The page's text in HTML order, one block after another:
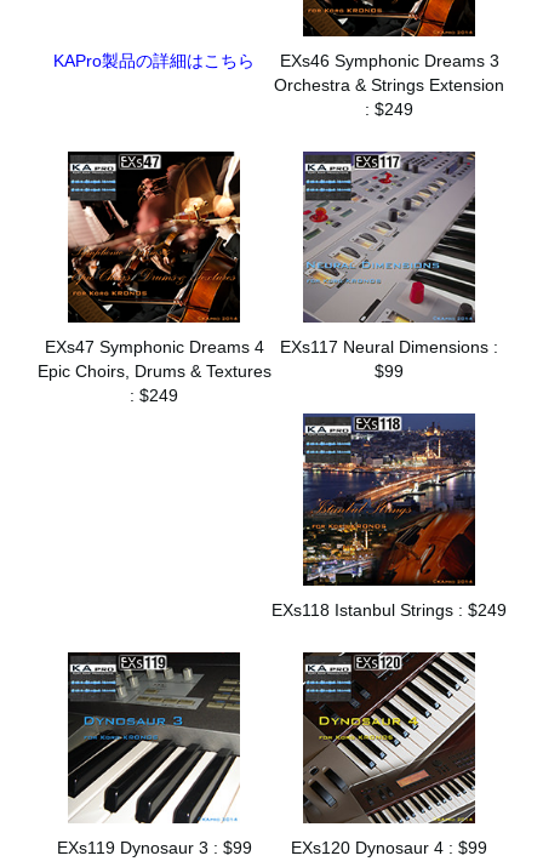
KAPro製品の詳細はこちら
EXs46 Symphonic Dreams 3
Orchestra & Strings Extension
: $249
EXs47 Symphonic Dreams 4
Epic Choirs, Drums & Textures
: $249
EXs117 Neural Dimensions :
$99
EXs118 Istanbul Strings : $249
EXs119 Dynosaur 3 : $99 EXs120 Dynosaur 4 : $99